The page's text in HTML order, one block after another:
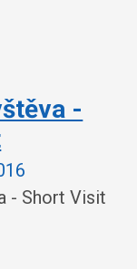
-
- Short Visit